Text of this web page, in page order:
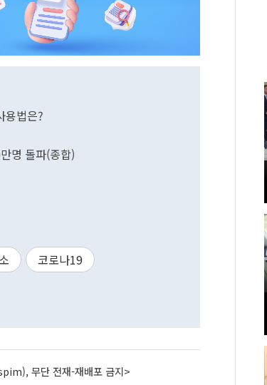
용법은?
명 돌파(종합)
코로나19
무단 전재-재배포 금지>